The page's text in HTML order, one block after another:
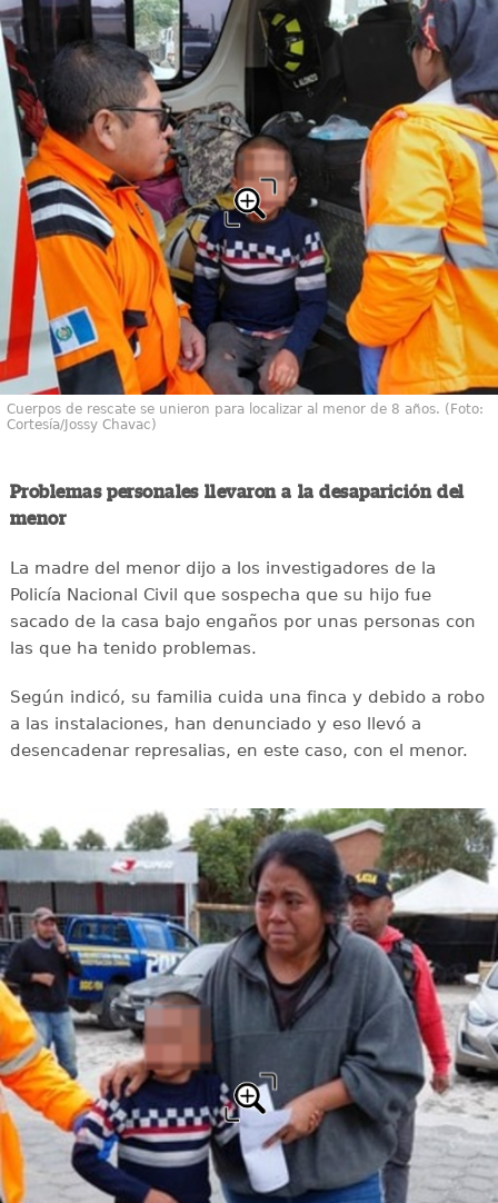
Cuerpos de rescate se unieron para localizar al menor de 8 años. (Foto:
Cortesía/Jossy Chavac)
Problemas personales llevaron a la desaparición del
menor
La madre del menor dijo a los investigadores de la
Policía Nacional Civil que sospecha que su hijo fue
sacado de la casa bajo engaños por unas personas con
las que ha tenido problemas.
Según indicó, su familia cuida una finca y debido a robo
a las instalaciones, han denunciado y eso llevó a
desencadenar represalias, en este caso, con el menor.